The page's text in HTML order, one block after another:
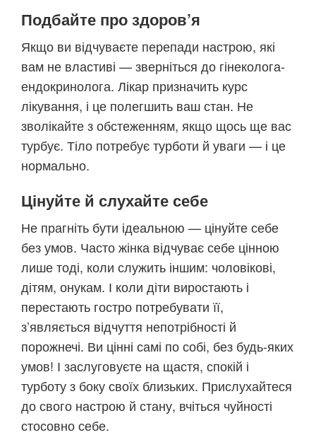
Подбайте про здоров’я
Якщо ви відчуваєте перепади настрою, які
вам не властиві — зверніться до гінеколога-
ендокринолога. Лікар призначить курс
лікування, і це полегшить ваш стан. Не
зволікайте з обстеженням, якщо щось ще вас
турбує. Тіло потребує турботи й уваги — і це
нормально.
Цінуйте й слухайте себе
Не прагніть бути ідеальною — цінуйте себе
без умов. Часто жінка відчуває себе цінною
лише тоді, коли служить іншим: чоловікові,
дітям, онукам. І коли діти виростають і
перестають гостро потребувати її,
з’являється відчуття непотрібності й
порожнечі. Ви цінні самі по собі, без будь-яких
умов! І заслуговуєте на щастя, спокій і
турботу з боку своїх близьких. Прислухайтеся
до свого настрою й стану, вчіться чуйності
стосовно себе.